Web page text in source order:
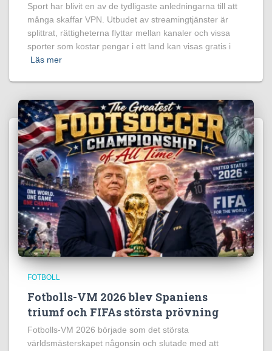
Sport har blivit en av de tydligaste anledningarna till att
många skaffar VPN. Utbudet av streamingtjänster är
splittrat, rättigheterna flyttar mellan kanaler och vissa
sporter som kostar pengar i ett land kan visas gratis i
Läs mer
FOTBOLL
Fotbolls-VM 2026 blev Spaniens
triumf och FIFAs största prövning
Fotbolls-VM 2026 började som det största
världsmästerskapet någonsin och slutade med att